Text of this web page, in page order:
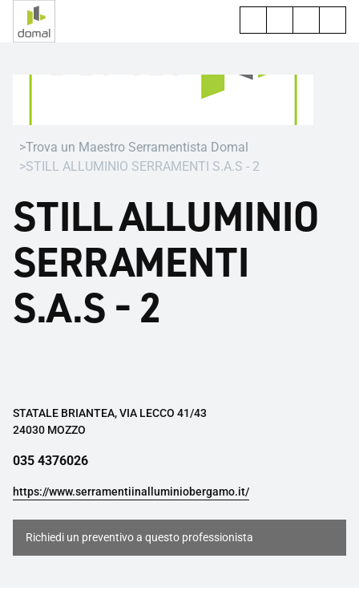
Trova un Maestro Serramentista Domal
STILL ALLUMINIO SERRAMENTI S.A.S - 2
STILL ALLUMINIO
SERRAMENTI
S.A.S - 2
STATALE BRIANTEA, VIA LECCO 41/43
24030 MOZZO
035 4376026
https://www.serramentiinalluminiobergamo.it/
Richiedi un preventivo a questo professionista